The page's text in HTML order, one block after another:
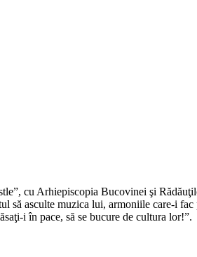
cu Arhiepiscopia Bucovinei şi
asculte muzica lui, armoniile care-i
i în pace, să se bucure de cultura lor!”.